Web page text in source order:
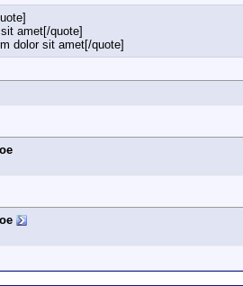
amet[/quote]
dolor sit amet[/quote]